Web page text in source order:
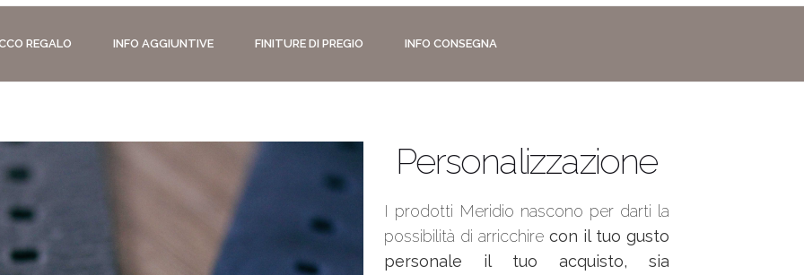
REGALO INFO AGGIUNTIVE FINITURE DI PREGIO INFO CONSEGNA
Personalizzazione
I prodotti Meridio nascono per darti la
possibilità di arricchire con il tuo gusto
personale il tuo acquisto, sia